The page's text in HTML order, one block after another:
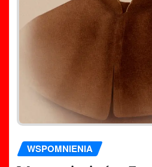
WSPOMNIENIA